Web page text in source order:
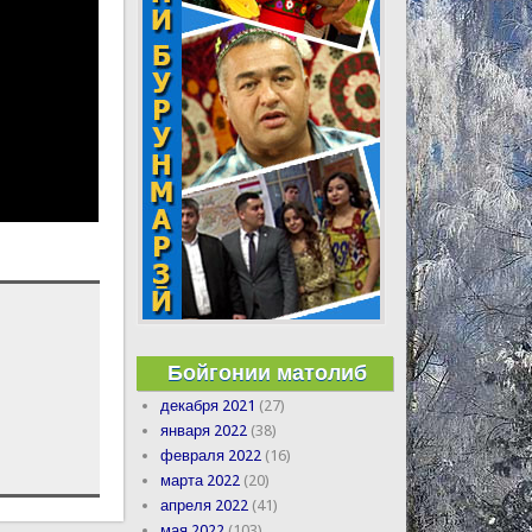
Бойгонии матолиб
декабря 2021 (27)
января 2022 (38)
февраля 2022 (16)
марта 2022 (20)
апреля 2022 (41)